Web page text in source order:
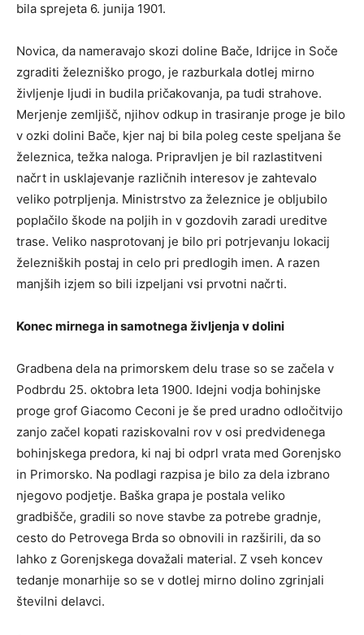
bila sprejeta 6. junija 1901.
Novica, da nameravajo skozi doline Bače, Idrijce in Soče
zgraditi železniško progo, je razburkala dotlej mirno
življenje ljudi in budila pričakovanja, pa tudi strahove.
Merjenje zemljišč, njihov odkup in trasiranje proge je bilo
v ozki dolini Bače, kjer naj bi bila poleg ceste speljana še
železnica, težka naloga. Pripravljen je bil razlastitveni
načrt in usklajevanje različnih interesov je zahtevalo
veliko potrpljenja. Ministrstvo za železnice je obljubilo
poplačilo škode na poljih in v gozdovih zaradi ureditve
trase. Veliko nasprotovanj je bilo pri potrjevanju lokacij
železniških postaj in celo pri predlogih imen. A razen
manjših izjem so bili izpeljani vsi prvotni načrti.
Konec mirnega in samotnega življenja v dolini
Gradbena dela na primorskem delu trase so se začela v
Podbrdu 25. oktobra leta 1900. Idejni vodja bohinjske
proge grof Giacomo Ceconi je še pred uradno odločitvijo
zanjo začel kopati raziskovalni rov v osi predvidenega
bohinjskega predora, ki naj bi odprl vrata med Gorenjsko
in Primorsko. Na podlagi razpisa je bilo za dela izbrano
njegovo podjetje. Baška grapa je postala veliko
gradbišče, gradili so nove stavbe za potrebe gradnje,
cesto do Petrovega Brda so obnovili in razširili, da so
lahko z Gorenjskega dovažali material. Z vseh koncev
tedanje monarhije so se v dotlej mirno dolino zgrinjali
številni delavci.